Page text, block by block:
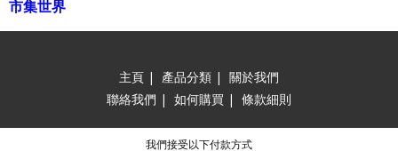
市集世界
主頁 | 產品分類 | 關於我們
聯絡我們 | 如何購買 | 條款細則
我們接受以下付款方式